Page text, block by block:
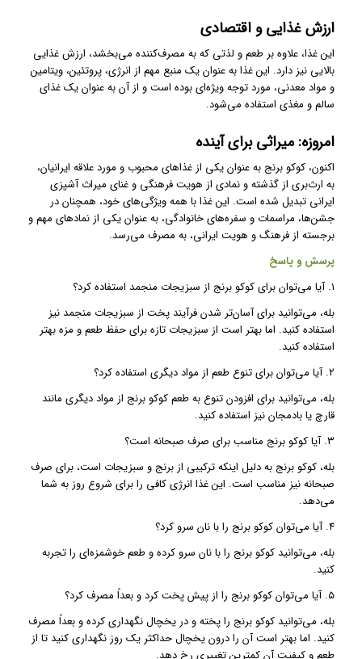
ارزش غذایی و اقتصادی
این غذا، علاوه بر طعم و لذتی که به مصرف‌کننده می‌بخشد، ارزش غذایی
بالایی نیز دارد. این غذا به عنوان یک منبع مهم از انرژی، پروتئین، ویتامین
و مواد معدنی، مورد توجه ویژه‌ای بوده است و از آن به عنوان یک غذای
سالم و مغذی استفاده می‌شود.
امروزه: میراثی برای آینده
اکنون، کوکو برنج به عنوان یکی از غذاهای محبوب و مورد علاقه ایرانیان،
به ارث‌بری از گذشته و نمادی از هویت فرهنگی و غنای میراث آشپزی
ایرانی تبدیل شده است. این غذا با همه ویژگی‌های خود، همچنان در
جشن‌ها، مراسمات و سفره‌های خانوادگی، به عنوان یکی از نمادهای مهم و
برجسته از فرهنگ و هویت ایرانی، به مصرف می‌رسد.
پرسش و پاسخ
۱. آیا می‌توان برای کوکو برنج از سبزیجات منجمد استفاده کرد؟
بله، می‌توانید برای آسان‌تر شدن فرآیند پخت از سبزیجات منجمد نیز
استفاده کنید. اما بهتر است از سبزیجات تازه برای حفظ طعم و مزه بهتر
استفاده کنید.
۲. آیا می‌توان برای تنوع طعم از مواد دیگری استفاده کرد؟
بله، می‌توانید برای افزودن تنوع به طعم کوکو برنج از مواد دیگری مانند
قارچ یا بادمجان نیز استفاده کنید.
۳. آیا کوکو برنج مناسب برای صرف صبحانه است؟
بله، کوکو برنج به دلیل اینکه ترکیبی از برنج و سبزیجات است، برای صرف
صبحانه نیز مناسب است. این غذا انرژی کافی را برای شروع روز به شما
می‌دهد.
۴. آیا می‌توان کوکو برنج را با نان سرو کرد؟
بله، می‌توانید کوکو برنج را با نان سرو کرده و طعم خوشمزه‌ای را تجربه
کنید.
۵. آیا می‌توان کوکو برنج را از پیش پخت کرد و بعداً مصرف کرد؟
بله، می‌توانید کوکو برنج را پخته و در یخچال نگهداری کرده و بعداً مصرف
کنید. اما بهتر است آن را درون یخچال حداکثر یک روز نگهداری کنید تا از